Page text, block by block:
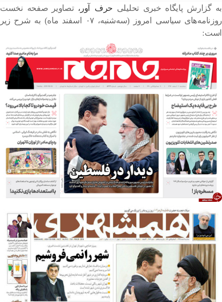
به گزارش پایگاه خبری تحلیلی حرف آور، تصاویر صفحه نخست
روزنامه‌های سیاسی امروز (سه‌شنبه، ۰۷ اسفند ماه) به شرح زیر
است: